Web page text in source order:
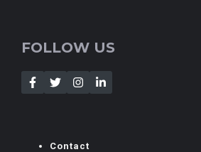
FOLLOW US
Contact